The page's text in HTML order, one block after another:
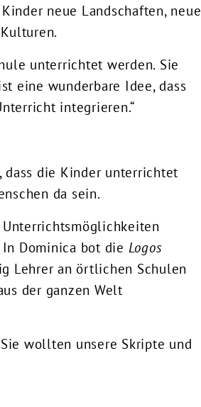
neue Landschaften, neue
unterrichtet werden. Sie
eine wunderbare Idee, dass
integrieren.“
dass die Kinder unterrichtet
da sein.
Dominica bot die Logos
Lehrer an örtlichen Schulen
der ganzen Welt
wollten unsere Skripte und